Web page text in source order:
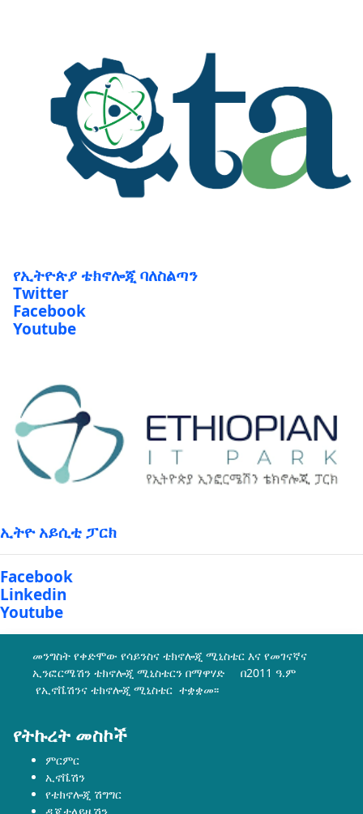
የኢትዮጵያ ቴክኖሎጂ ባለስልጣን
Twitter
Facebook
Youtube
ኢትዮ አይሲቲ ፓርክ
Facebook
Linkedin
Youtube
መንግስት የቀድሞው የሳይንስና ቴክኖሎጂ ሚኒስቴር እና የመገናኛና
ኢንፎርሜሽን ቴክኖሎጂ ሚኒስቴርን በማዋሃድ በ2011 ዓ.ም
የኢኖቬሽንና ቴክኖሎጂ ሚኒስቴር ተቋቋመ፡፡
የትኩረት መስኮች
ምርምር
ኢኖቬሽን
የቴክኖሎጂ ሽግግር